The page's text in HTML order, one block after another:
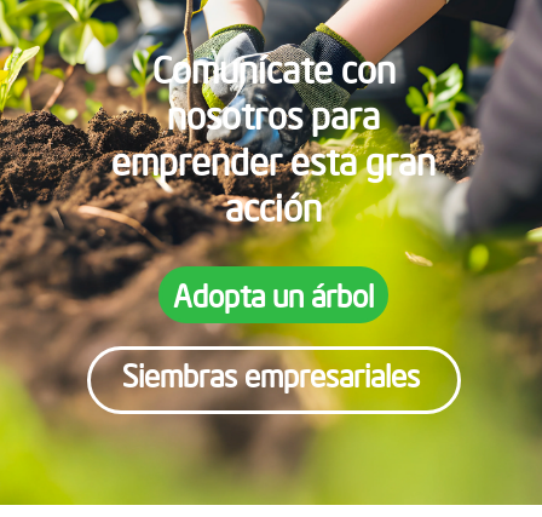
Comunícate con
nosotros para
emprender esta gran
acción
Adopta un árbol
Siembras empresariales